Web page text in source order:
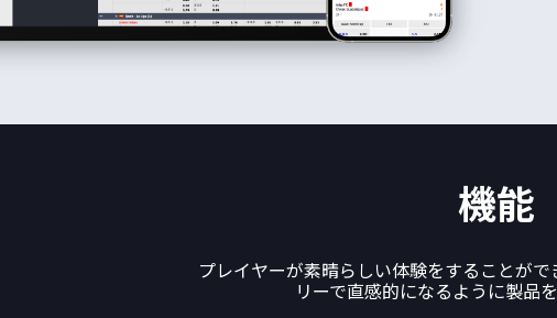
機能
プレイヤーが素晴らしい体験をすることが
リーで直感的になるように製品